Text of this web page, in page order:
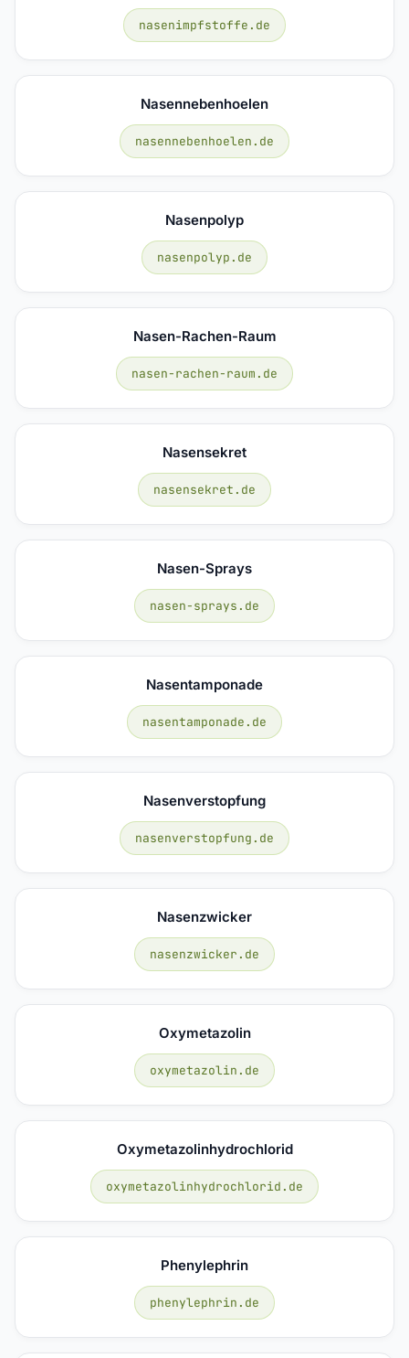
nasenimpfstoffe.de
Nasennebenhoelen
nasennebenhoelen.de
Nasenpolyp
nasenpolyp.de
Nasen-Rachen-Raum
nasen-rachen-raum.de
Nasensekret
nasensekret.de
Nasen-Sprays
nasen-sprays.de
Nasentamponade
nasentamponade.de
Nasenverstopfung
nasenverstopfung.de
Nasenzwicker
nasenzwicker.de
Oxymetazolin
oxymetazolin.de
Oxymetazolinhydrochlorid
oxymetazolinhydrochlorid.de
Phenylephrin
phenylephrin.de